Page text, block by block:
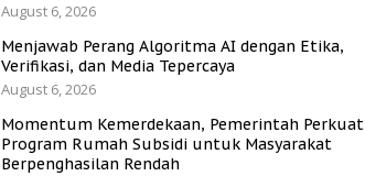
August 6, 2026
Menjawab Perang Algoritma AI dengan Etika,
Verifikasi, dan Media Tepercaya
August 6, 2026
Momentum Kemerdekaan, Pemerintah Perkuat
Program Rumah Subsidi untuk Masyarakat
Berpenghasilan Rendah